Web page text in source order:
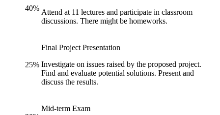
40% Attend at 11 lectures and participate in classroom
discussions. There might be homeworks.
25%
Final Project Presentation
Investigate on issues raised by the proposed project.
Find and evaluate potential solutions. Present and
discuss the results.
Mid-term Exam